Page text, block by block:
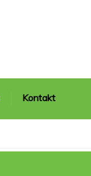
Kontakt